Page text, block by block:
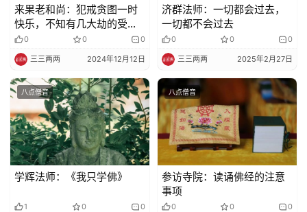
视
频
纪
录
佛
教
艺
术
政
来果老和尚：犯戒贪图一时
快乐，不知有几大劫的受
苦！
0 0 0
三三两两 2024年12月12日
济群法师：一切都会过去，
一切都不会过去
0 0 0
三三两两 2025年2月27日
八点僧音
学辉法师：《我只学佛》
1 0 0
八点僧音
参访寺院：读诵佛经的注意
事项
0 0 0